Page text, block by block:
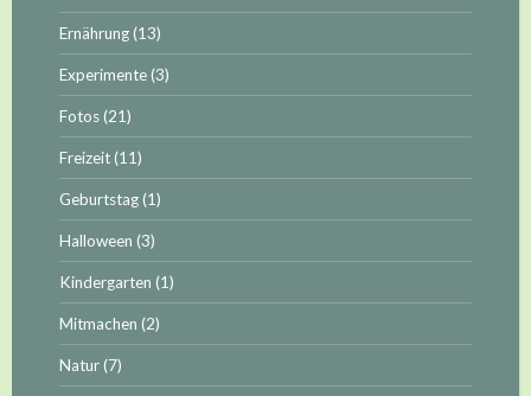
Ernährung(13)
Experimente(3)
Fotos(21)
Freizeit(11)
Geburtstag(1)
Halloween (3)
Kindergarten (1)
Mitmachen (2)
Natur(7)